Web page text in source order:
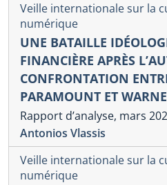
Veille internationale sur la
numérique
UNE BATAILLE
FINANCIÈRE APRÈS
CONFRONTATION
PARAMOUNT ET
Rapport d’analyse, mars
Antonios Vlassis
Veille internationale sur la
numérique